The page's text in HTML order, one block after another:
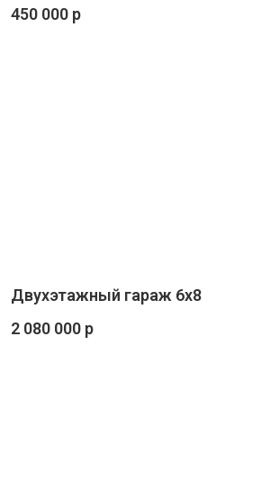
450 000 р
Двухэтажный гараж 6х8
2 080 000 р